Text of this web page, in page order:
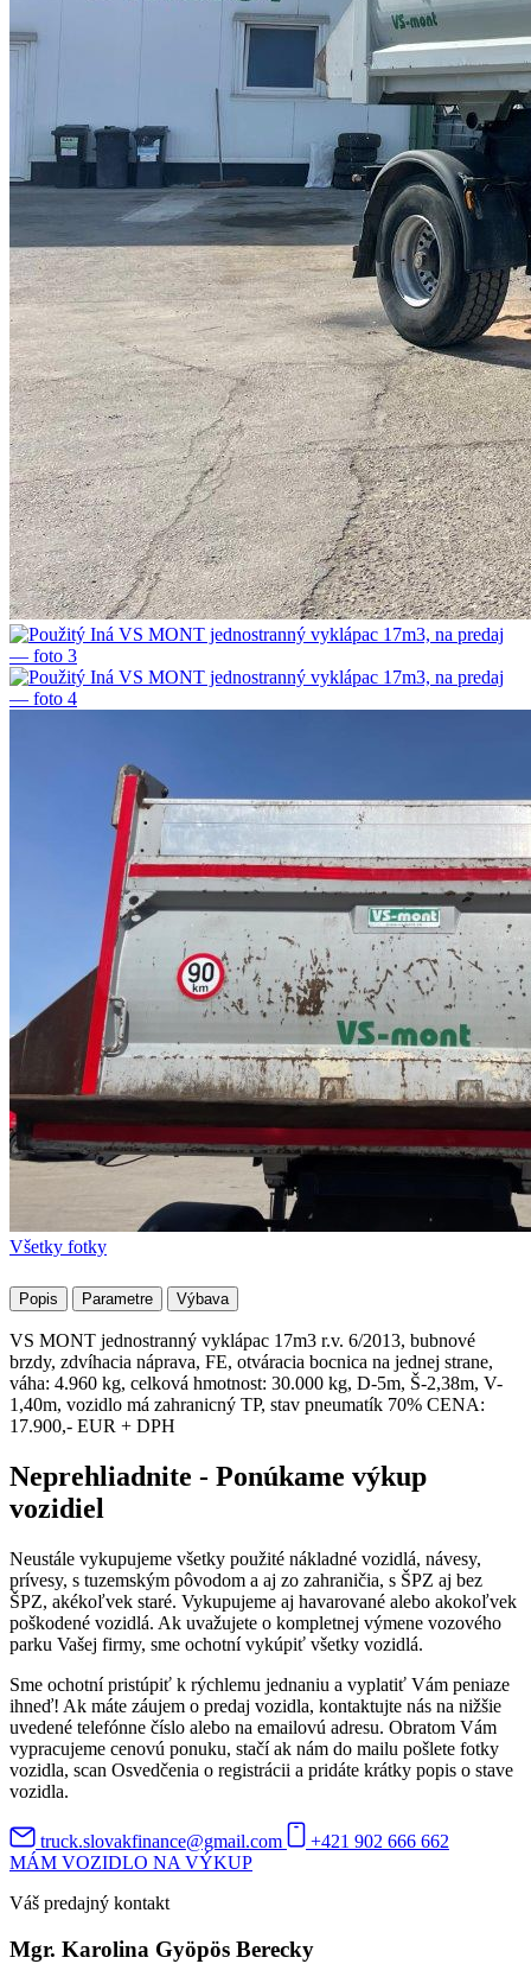
Všetky fotky
Popis Parametre Výbava
VS MONT jednostranný vyklápac 17m3 r.v. 6/2013, bubnové
brzdy, zdvíhacia náprava, FE, otváracia bocnica na jednej strane,
váha: 4.960 kg, celková hmotnost: 30.000 kg, D-5m, Š-2,38m, V-
1,40m, vozidlo má zahranicný TP, stav pneumatík 70% CENA:
17.900,- EUR + DPH
Neprehliadnite - Ponúkame výkup
vozidiel
Neustále vykupujeme všetky použité nákladné vozidlá, návesy,
prívesy, s tuzemským pôvodom a aj zo zahraničia, s ŠPZ aj bez
ŠPZ, akékoľvek staré. Vykupujeme aj havarované alebo akokoľvek
poškodené vozidlá. Ak uvažujete o kompletnej výmene vozového
parku Vašej firmy, sme ochotní vykúpiť všetky vozidlá.
Sme ochotní pristúpiť k rýchlemu jednaniu a vyplatiť Vám peniaze
ihneď! Ak máte záujem o predaj vozidla, kontaktujte nás na nižšie
uvedené telefónne číslo alebo na emailovú adresu. Obratom Vám
vypracujeme cenovú ponuku, stačí ak nám do mailu pošlete fotky
vozidla, scan Osvedčenia o registrácii a pridáte krátky popis o stave
vozidla.
truck.slovakfinance@gmail.com
+421 902 666 662
MÁM VOZIDLO NA VÝKUP
Váš predajný kontakt
Mgr. Karolina Gyöpös Berecky